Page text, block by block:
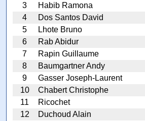
3
Habib Ramona
4
Dos Santos David
5
Lhote Bruno
6
Rab Abidur
7
Rapin Guillaume
8
Baumgartner Andy
9
Gasser Joseph-Laurent
10
Chabert Christophe
11
Ricochet
12
Duchoud Alain